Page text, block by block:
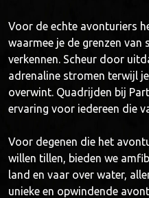
Voor de echte avonturiers
waarmee je de grenzen van
verkennen. Scheur door
adrenaline stromen terwijl
overwint. Quadrijden bij
ervaring voor iedereen die
Voor degenen die het
willen tillen, bieden we
land en vaar over water,
unieke en opwindende